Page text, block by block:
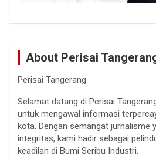
About Perisai
Perisai Tangerang
Selamat datang di Perisai
untuk mengawal informasi
kota. Dengan semangat jurnalisme
integritas, kami hadir sebagai
keadilan di Bumi Seribu Industri.